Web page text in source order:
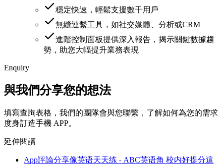
穩定快速，輕鬆支援數千用戶
無縫連繫工具，如社交媒體、分析或CRM
進階控制面板提供深入報告，揭示關鍵數據趨
勢，助您大幅提升業務表現
Enquiry
與我們分享您的想法
填寫查詢表格，我們的團隊會與您聯繫，了解如何為您的需求
度身訂造手機 APP。
延伸閱讀
App評論分享像英语天天练 - ABC英语角 校内好提分這